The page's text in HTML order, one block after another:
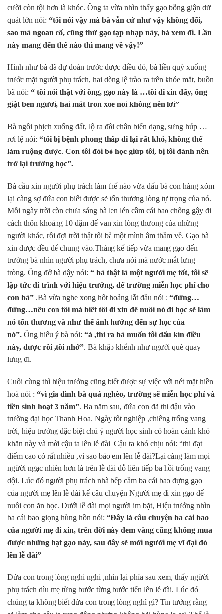
cười còn tội hơn là khóc. Ông ta vừa nhìn thấy gạo bỗng giận dữ
quát lớn nói: “tôi nói vậy mà bà vẫn cứ như vậy không đổi,
sao mà ngoan cố, cũng thứ gạo tạp nhạp này, bà xem đi. Lần
này mang đến thế nào thì mang về vậy!”
Hình như bà đã dự đoán trước được điều đó, bà liền quỳ xuống
trước mặt người phụ trách, hai dòng lệ trào ra trên khóe mắt, buồn
bã nói: “ tôi nói thật với ông, gạo này là …tôi đi xin đấy, ông
giật bén người, hai mắt tròn xoe nói không nên lời”
Bà ngồi phịch xuống đất, lộ ra đôi chân biến dạng, sưng húp …
rơi lệ nói: “tôi bị bệnh phong thấp đi lại rất khó, không thể
làm ruộng được. Con tôi đòi bỏ học giúp tôi, bị tôi đánh nên
trở lại trường học”.
Bà cầu xin người phụ trách làm thế nào vừa dấu bà con hàng xóm
lại càng sợ đứa con biết được sẽ tổn thương lòng tự trọng của nó.
Mỗi ngày trời còn chưa sáng bà len lén cầm cái bao chống gậy đi
cách thôn khoảng 10 dặm để van xin lòng thưong của những
người khác, rồi đợi trời thật tối bà một mình âm thầm về. Gạo bà
xin được đều để chung vào.Tháng kế tiếp vừa mang gạo đến
trường bà nhìn người phụ trách, chưa nói mà nước mắt lưng
tròng. Ông đở bà dậy nói: “ bà thật là một người mẹ tốt, tôi sẽ
lập tức đi trình với hiệu trưởng, để trường miễn học phí cho
con bà” .Bà vừa nghe xong hốt hoảng lắt đầu nói : “đừng…
đừng…nếu con tôi mà biết tôi đi xin để nuôi nó đi học sẽ làm
nó tổn thương và như thế ảnh hưởng đến sự học của
nó”. Ông hiểu ý bà nói: “à ,thì ra bà muốn tôi dấu kín điều
này, được rồi ,tôi nhớ”. Bà khập khểnh như người què quay
lưng đi.
Cuối cùng thì hiệu trưởng cũng biết được sự việc với nét mặt hiền
hoà nói : “vì gia đình bà quá nghèo, trường sẽ miễn học phí và
tiền sinh hoạt 3 năm”. Ba năm sau, đứa con đã thi đậu vào
trường đại học Thanh Hoa. Ngày tốt nghiệp ,chiêng trống vang
trời, hiệu trưởng đặc biệt chú ý người học sinh có hoàn cảnh khó
khăn này và mời cậu ta lên lễ đài. Cậu ta khó chịu nói: “thi đạt
điểm cao có rất nhiều ,vì sao bảo em lên lễ đài?Lại càng làm mọi
ngừời ngạc nhiên hơn là trên lễ đài đỗ liên tiếp ba hồi trống vang
dội. Lúc đó người phụ trách nhà bếp cầm ba cái bao đựng gạo
của người mẹ lên lễ đài kể câu chuyện Người mẹ đi xin gạo để
nuôi con ăn học. Dưới lễ đài mọi người im bặt, Hiệu trưởng nhìn
ba cái bao giọng hùng hồn nói: “Đây là câu chuyện ba cái bao
của người mẹ đi xin, trên đời này đem vàng cũng không mua
được những hạt gạo này, sau đây sẽ mời người mẹ vĩ đại đó
lên lễ đài”
Đứa con trong lòng nghi nghi ,nhìn lại phía sau xem, thấy ngừời
phụ trách dìu mẹ từng bước từng bước tiến lên lễ đài. Lúc đó
chúng ta không biết đứa con trong lòng nghĩ gì? Tin tưởng rằng